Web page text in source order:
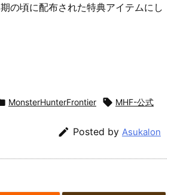
の頃に配布された特典アイテムにし
MonsterHunterFrontier  MHF-公式
 Posted by Asukalon